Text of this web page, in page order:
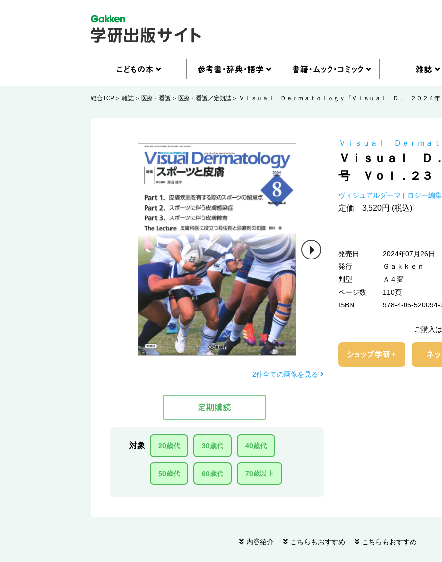
総合TOP 雑誌 医療・看護 医療・看護／定期誌 Ｖｉｓｕａｌ Ｄｅｒｍａｔｏｌｏｇｙ『Ｖｉｓｕａｌ Ｄ． ２０２４
2件全ての画像を見る
対象 20歳代 30歳代 40歳代
50歳代 60歳代 70歳以上
Ｖｉｓｕａｌ Ｄｅｒｍａｔ
Ｖｉｓｕａｌ Ｄ
号 Ｖｏｌ．２３
ヴィジュアルダーマトロジー編
定価 3,520円 (税込)
発売日
2024年07月26日
発行
Ｇａｋｋｅｎ
判型
Ａ４変
ページ数
110頁
ISBN
978-4-05-520094-
ご購入
内容紹介 こちらもおすすめ こちらもおすすめ